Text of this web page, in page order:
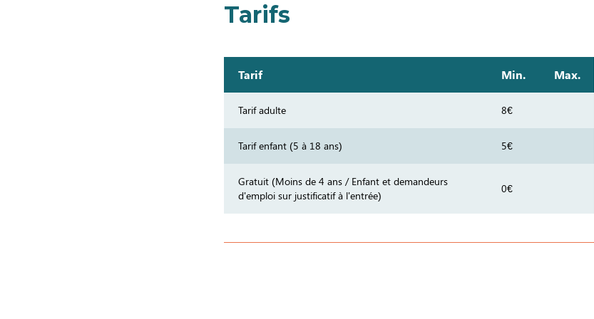
Tarifs
Tarif Min. Max.
Tarif adulte 8€
Tarif enfant (5 à 18 ans) 5€
Gratuit (Moins de 4 ans / Enfant et demandeurs
d'emploi sur justificatif à l'entrée)
0€